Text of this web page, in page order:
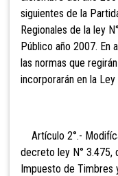
siguientes de la
Regionales de la ley
Público año 2007. En
las normas que
incorporarán en la
Artículo 2°.-
decreto ley N° 3.475,
Impuesto de Timbres